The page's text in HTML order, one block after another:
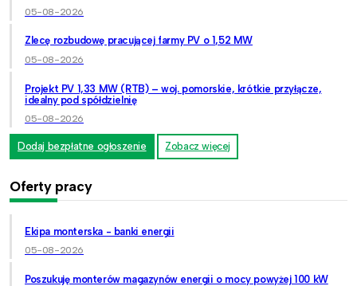
05-08-2026
Zlecę rozbudowę pracującej farmy PV o 1,52 MW
05-08-2026
Projekt PV 1,33 MW (RTB) – woj. pomorskie, krótkie przyłącze,
idealny pod spółdzielnię
05-08-2026
Dodaj bezpłatne ogłoszenie Zobacz więcej
Oferty pracy
Ekipa monterska - banki energii
05-08-2026
Poszukuję monterów magazynów energii o mocy powyżej 100 kW